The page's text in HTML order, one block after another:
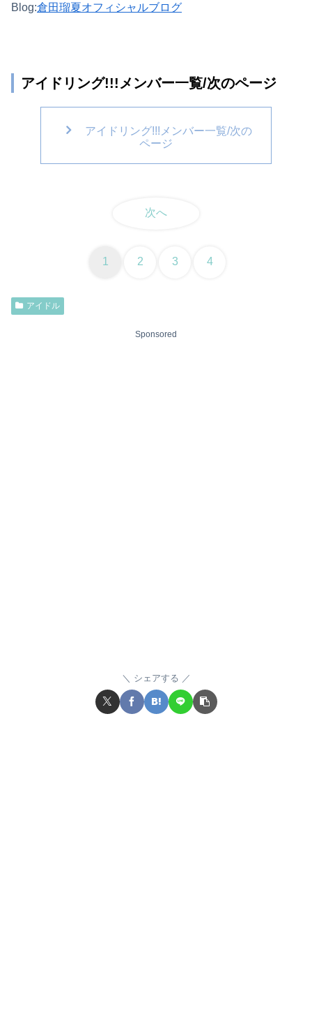
Blog:倉田瑠夏オフィシャルブログ
アイドリング!!!メンバー一覧/次のページ
アイドリング!!!メンバー一覧/次の
ページ
次へ
1 2 3 4
アイドル
Sponsored
シェアする